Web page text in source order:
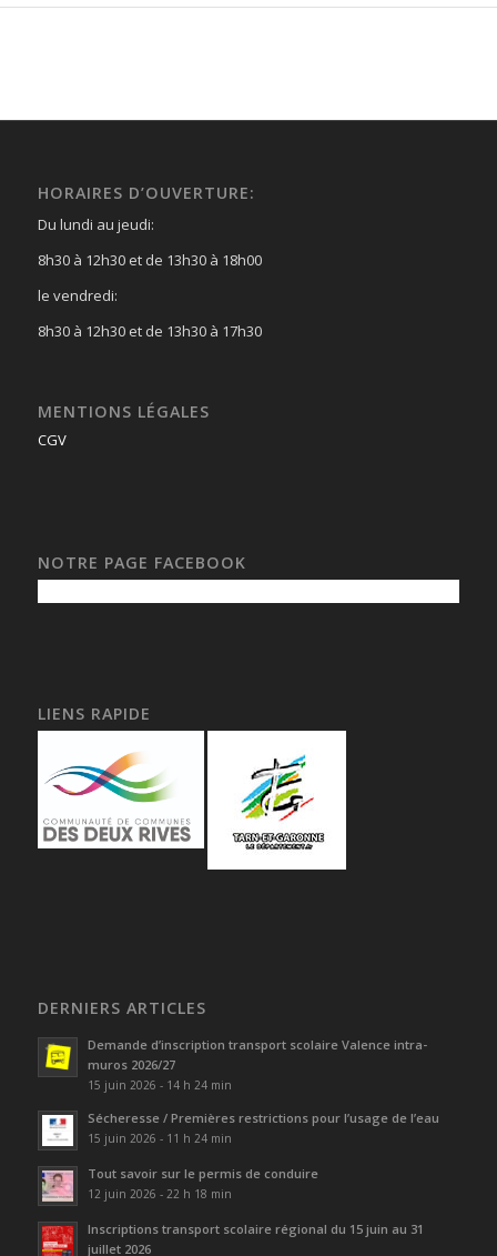
HORAIRES D’OUVERTURE:
Du lundi au jeudi:
8h30 à 12h30 et de 13h30 à 18h00
le vendredi:
8h30 à 12h30 et de 13h30 à 17h30
MENTIONS LÉGALES
CGV
NOTRE PAGE FACEBOOK
LIENS RAPIDE
DERNIERS ARTICLES
Demande d’inscription transport scolaire Valence intra-
muros 2026/27
15 juin 2026 - 14 h 24 min
Sécheresse / Premières restrictions pour l’usage de l’eau
15 juin 2026 - 11 h 24 min
Tout savoir sur le permis de conduire
12 juin 2026 - 22 h 18 min
Inscriptions transport scolaire régional du 15 juin au 31
juillet 2026